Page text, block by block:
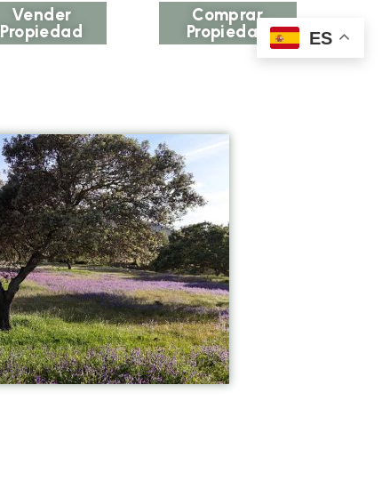
Vender
Propiedad
Comprar
Propiedad
ES